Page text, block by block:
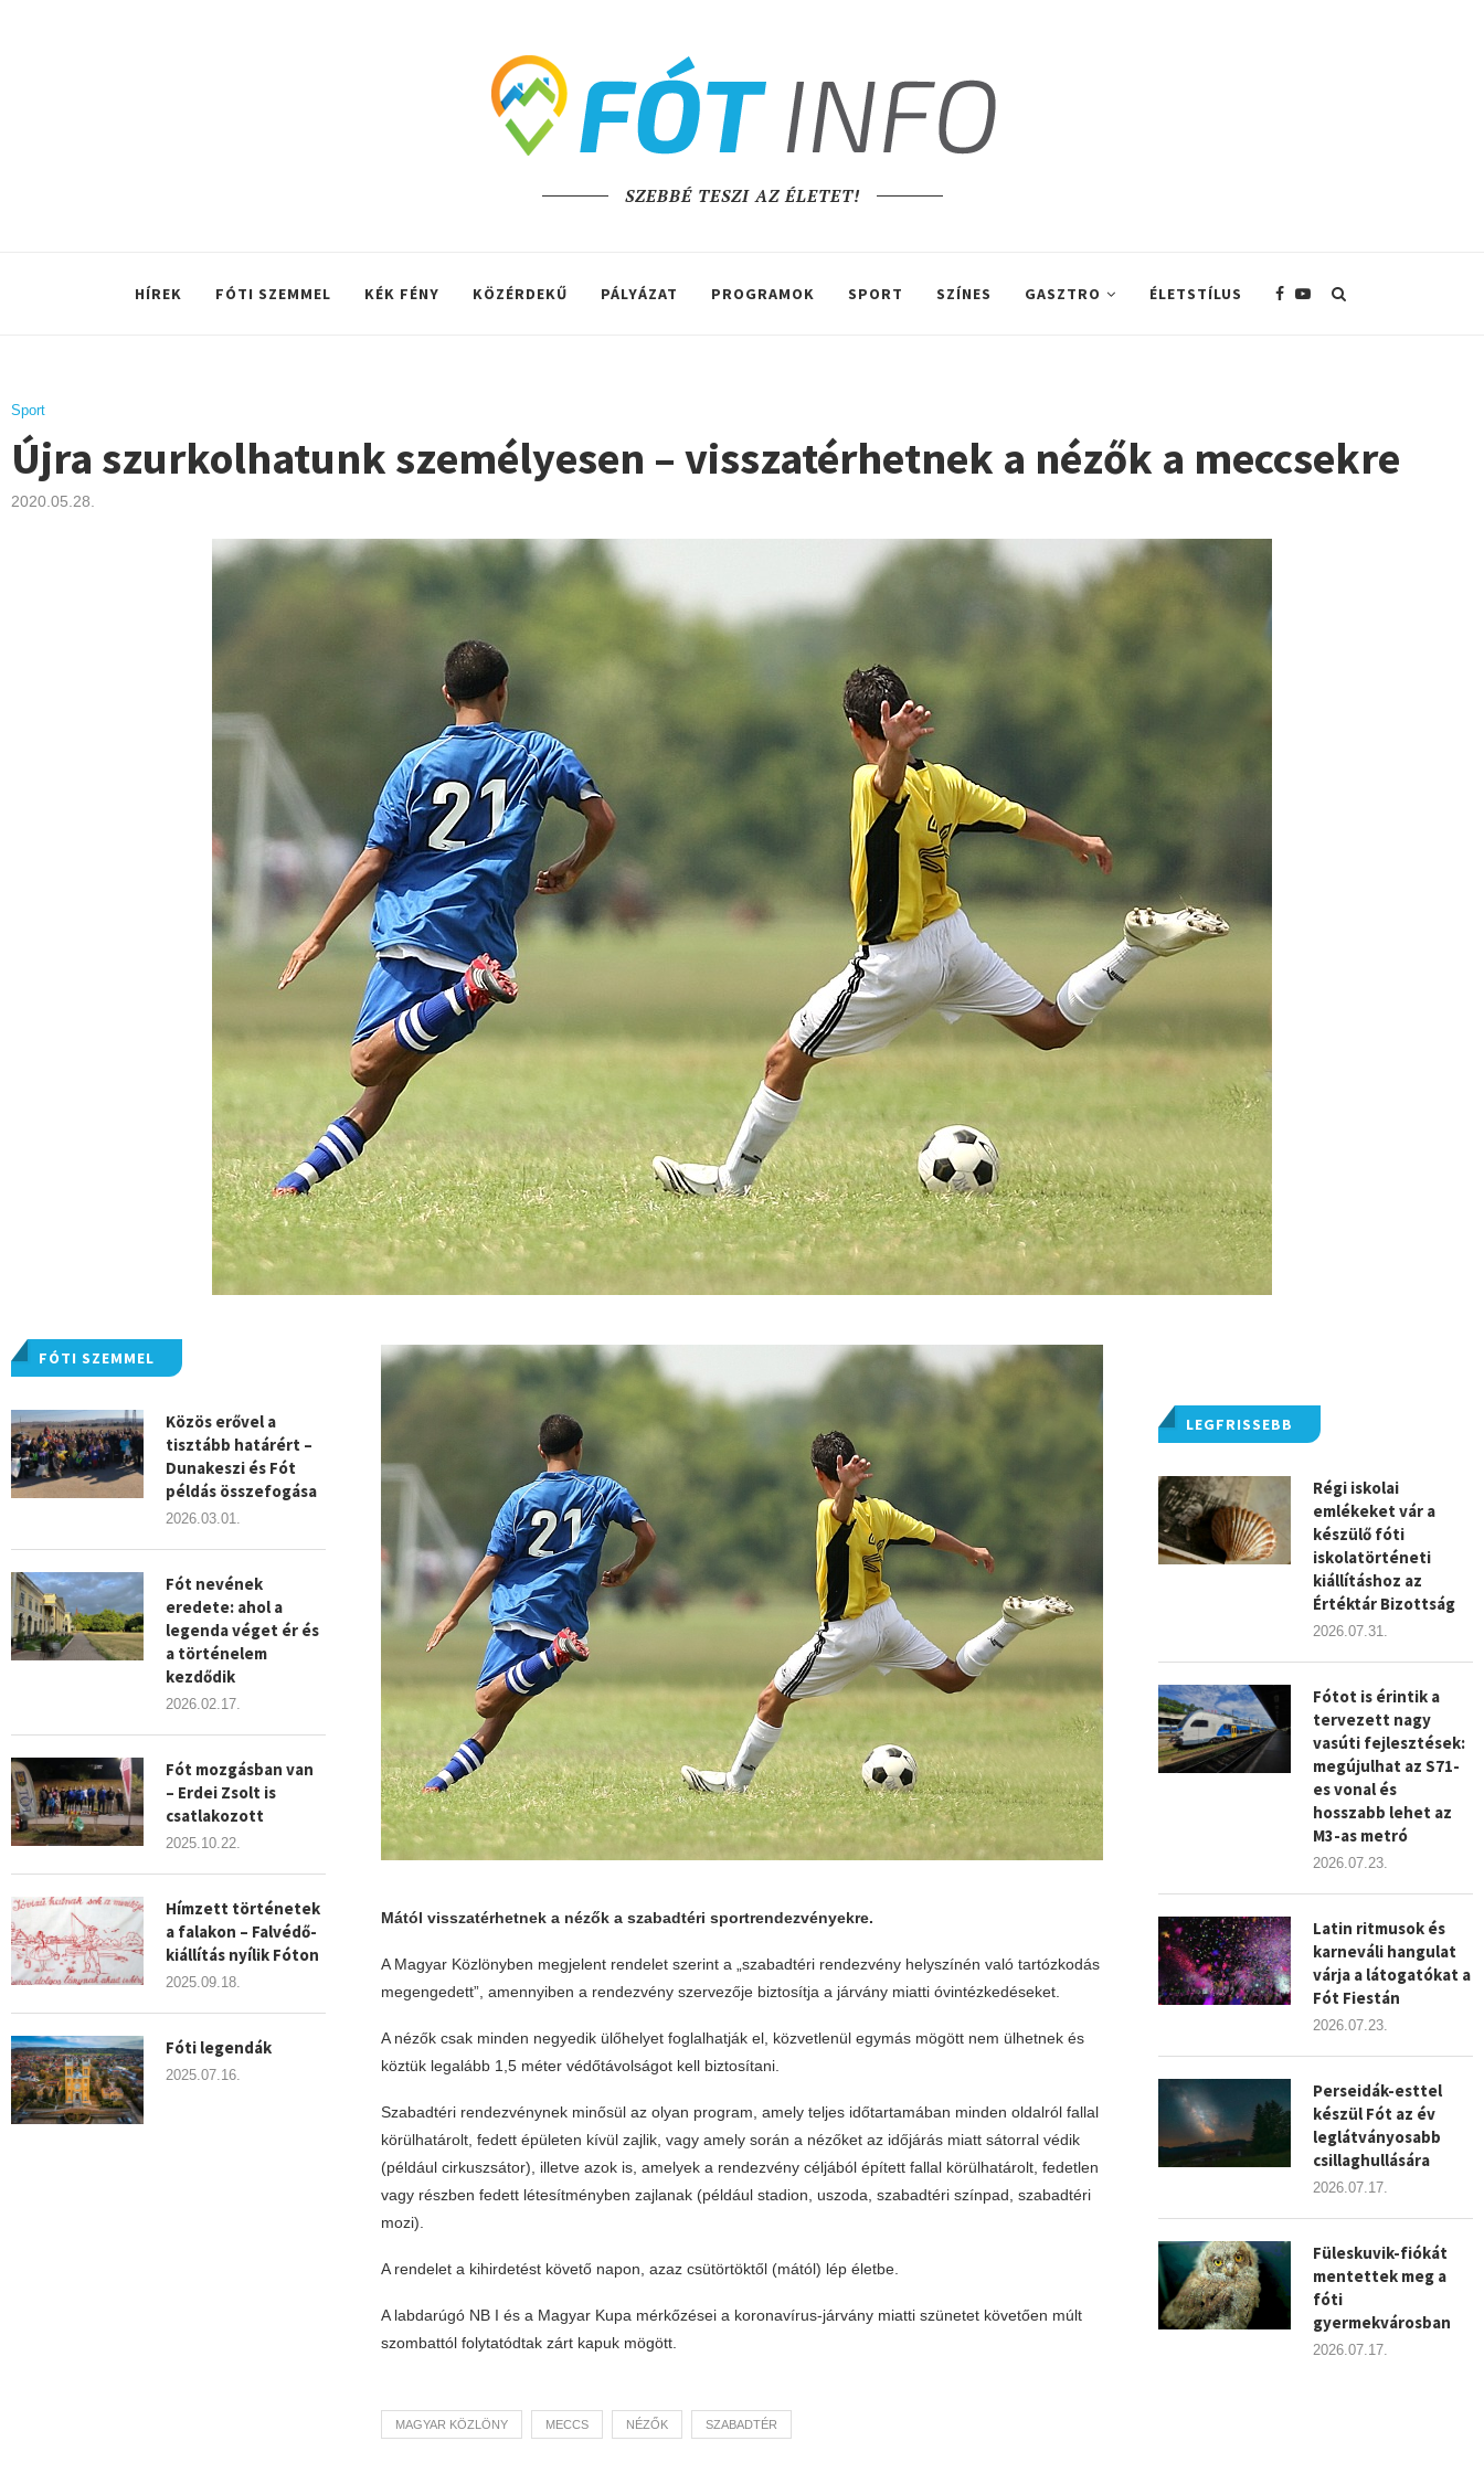
SZEBBÉ TESZI AZ ÉLETET!
HÍREK FÓTI SZEMMEL KÉK FÉNY KÖZÉRDEKŰ PÁLYÁZAT PROGRAMOK SPORT SZÍNES GASZTRO ÉLETSTÍLUS
Sport
Újra szurkolhatunk személyesen – visszatérhetnek a nézők a meccsekre
2020.05.28.
Mától visszatérhetnek a nézők a szabadtéri sportrendezvényekre.
A Magyar Közlönyben megjelent rendelet szerint a „szabadtéri rendezvény helyszínén való tartózkodás
megengedett”, amennyiben a rendezvény szervezője biztosítja a járvány miatti óvintézkedéseket.
A nézők csak minden negyedik ülőhelyet foglalhatják el, közvetlenül egymás mögött nem ülhetnek és
köztük legalább 1,5 méter védőtávolságot kell biztosítani.
Szabadtéri rendezvénynek minősül az olyan program, amely teljes időtartamában minden oldalról fallal
körülhatárolt, fedett épületen kívül zajlik, vagy amely során a nézőket az időjárás miatt sátorral védik
(például cirkuszsátor), illetve azok is, amelyek a rendezvény céljából épített fallal körülhatárolt, fedetlen
vagy részben fedett létesítményben zajlanak (például stadion, uszoda, szabadtéri színpad, szabadtéri
mozi).
A rendelet a kihirdetést követő napon, azaz csütörtöktől (mától) lép életbe.
A labdarúgó NB I és a Magyar Kupa mérkőzései a koronavírus-járvány miatti szünetet követően múlt
szombattól folytatódtak zárt kapuk mögött.
MAGYAR KÖZLÖNY MECCS NÉZŐK SZABADTÉR
LEGFRISSEBB
Régi iskolai
emlékeket vár a
készülő fóti
iskolatörténeti
kiállításhoz az
Értéktár Bizottság
2026.07.31.
Fótot is érintik a
tervezett nagy
vasúti fejlesztések:
megújulhat az S71-
es vonal és
hosszabb lehet az
M3-as metró
2026.07.23.
Latin ritmusok és
karneváli hangulat
várja a látogatókat a
Fót Fiestán
2026.07.23.
Perseidák-esttel
készül Fót az év
leglátványosabb
csillaghullására
2026.07.17.
Füleskuvik-fiókát
mentettek meg a
fóti
gyermekvárosban
2026.07.17.
FÓTI SZEMMEL
Közös erővel a
tisztább határért –
Dunakeszi és Fót
példás összefogása
2026.03.01.
Fót nevének
eredete: ahol a
legenda véget ér és
a történelem
kezdődik
2026.02.17.
Fót mozgásban van
– Erdei Zsolt is
csatlakozott
2025.10.22.
Hímzett történetek
a falakon – Falvédő-
kiállítás nyílik Fóton
2025.09.18.
Fóti legendák
2025.07.16.